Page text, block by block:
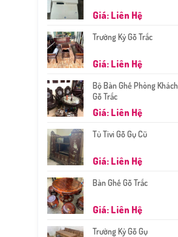
Giá: Liên Hệ
Trường Kỷ Gỗ Trắc
Giá: Liên Hệ
Bộ Bàn Ghế Phòng Khách
Gỗ Trắc
Giá: Liên Hệ
Tủ Tivi Gỗ Gụ Cũ
Giá: Liên Hệ
Bàn Ghế Gỗ Trắc
Giá: Liên Hệ
Trường Kỷ Gỗ Gụ